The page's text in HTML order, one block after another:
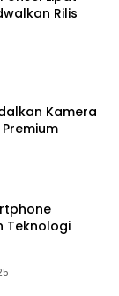
Rilis
Kamera
Teknologi